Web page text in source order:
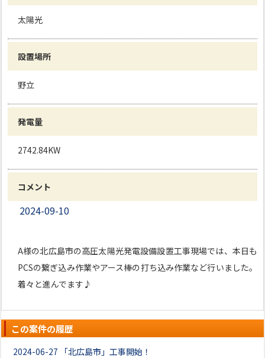
太陽光
設置場所
野立
発電量
2742.84KW
コメント
2024-09-10
A様の北広島市の高圧太陽光発電設備設置工事現場では、本日も
PCSの繋ぎ込み作業やアース棒の打ち込み作業など行いました。
着々と進んでます♪
この案件の履歴
2024-06-27 「北広島市」工事開始！